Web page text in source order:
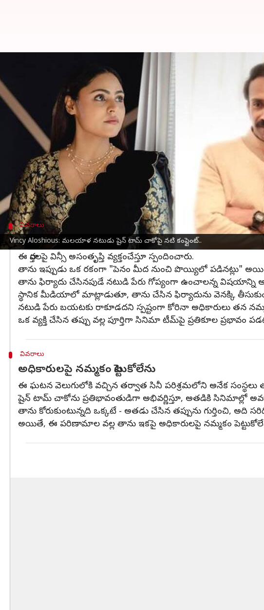
Vincy Aloshious: మలయాళ నటుడు షైన్‌ టామ్‌ చాకోపై నటి కంప్లైంట్..
Vincy Aloshious: తనతో
వ్రాసిన వారు Sirish Praharaju Apr 18, 2025 01:18 pm
ఈ వార్తాకథనం ఏంటి
మలయాళ నటి విన్సీ సోనీ అలోషియస్‌ ఇటీవల ఓ సినిమా షూటింగ్‌
ఆ సమయంలో తనకు ఎదురైన అసహ్యకరమైన సంఘటనపై ఆమె
అయితే, ఆమె ఎక్కడా ఆ నటుడి పేరును బయటపెట్టలేదు.
ఈ ఘటన త్వరలో విడుదల కానున్న'సూత్రవాక్యం' అనే చిత్ర
వివరాలు
పెనం మీద నుంచి పొయ్యిలో పడినట్లైందని వ్యాఖ్య
ఈ వార్తలపై విన్సీ అసంతృప్తి వ్యక్తంచేస్తూ స్పందించారు.
తాను ఇప్పుడు ఒక రకంగా "పెనం మీద నుంచి పొయ్యిలో పడినట్లు"
తాను ఫిర్యాదు చేసినపుడే నటుడి పేరు గోప్యంగా ఉంచాలన్న విషయాన్ని
స్థానిక మీడియాలో మాట్లాడుతూ, తాను చేసిన ఫిర్యాదును వెనక్కి
నటుడి పేరు బయటకు రాకూడదని స్పష్టంగా కోరినా అధికారులు తన
ఒక వ్యక్తి చేసిన తప్పు వల్ల పూర్తిగా సినిమా టీమ్‌పై ప్రతికూల ప్రభావం
వివరాలు
అధికారులపై నమ్మకం పెట్టుకోలేను
ఈ ఘటన వెలుగులోకి వచ్చిన తర్వాత సినీ పరిశ్రమలోని అనేక
షైన్ టామ్ చాకోను ప్రతిభావంతుడిగా అభివర్ణిస్తూ, అతడికి సినిమాల్లో
తాను కోరుకుంటున్నది ఒక్కటే - అతడు చేసిన తప్పును గుర్తించి, అది
అయితే, ఈ పరిణామాల వల్ల తాను ఇకపై అధికారులపై నమ్మకం